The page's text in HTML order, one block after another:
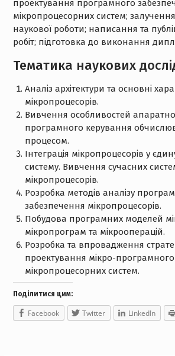
проектування програмного
мікропроцесорних систем; залучення
наукової роботи; написання та
робіт; підготовка до виконання
Тематика наукових
Аналіз архітектури та основні
мікропроцесорів.
Вивчення особливостей
програмного керування
процесом.
Інтеграція мікропроцесорів у
систему. Вивчення сучасних
мікропроцесорів.
Розробка методів аналізу
забезпечення мікропроцесорів.
Побудова програмних моделей
мікропрограм та мікрооперацій.
Розробка та впровадження
проектування мікро-
мікропроцесорних систем.
Поділитися цим:
Facebook Twitter LinkedIn